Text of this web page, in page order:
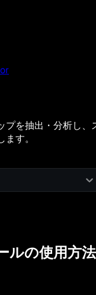
プを抽出・分析し、
す。
ルの使用方法